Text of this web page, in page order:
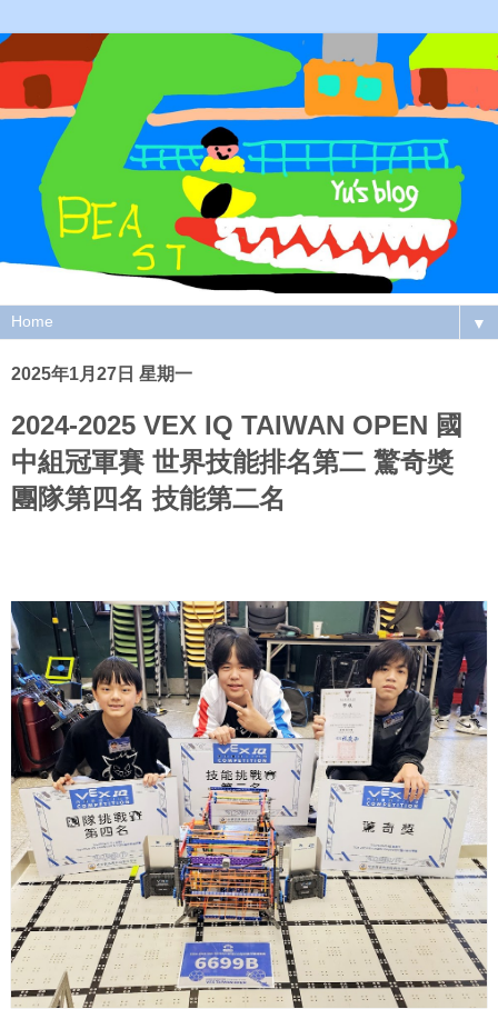
▼
2025年1月27日 星期一
2024-2025 VEX IQ TAIWAN OPEN 國
中組冠軍賽 世界技能排名第二 驚奇獎
團隊第四名 技能第二名